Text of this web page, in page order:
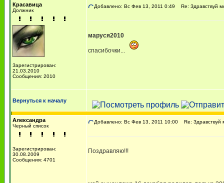
Красавица
Должник
Зарегистрирован:
21.03.2010
Сообщения: 2010
Добавлено: Вс Фев 13, 2011 0:49 Re: Здравствуй
маруся2010
спасибочки...
Вернуться к началу
Александра
Черный список
Зарегистрирован:
30.08.2009
Сообщения: 4701
Добавлено: Вс Фев 13, 2011 10:00 Re:
Поздравляю!!!